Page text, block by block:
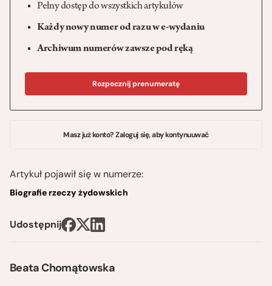
Beata Chomątowska
Pełny dostęp do wszystkich artykułów
Każdy nowy numer od razu w e-wydaniu
Archiwum numerów zawsze pod ręką
Rozpocznij prenumeratę
Masz już konto? Zaloguj się, aby kontynuuwać
Artykuł pojawił się w numerze:
Biografie rzeczy żydowskich
Udostępnij